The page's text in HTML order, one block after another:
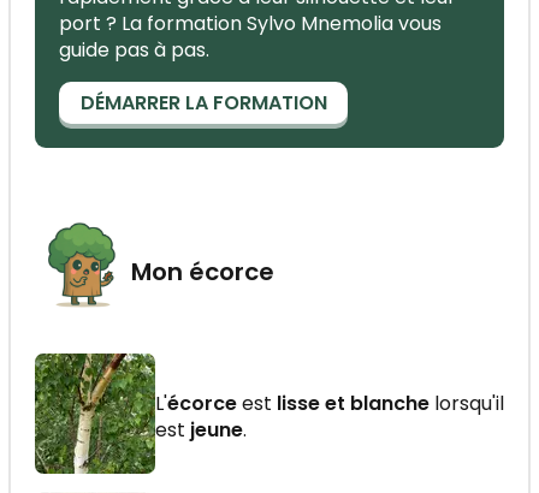
port ? La formation Sylvo Mnemolia vous
guide pas à pas.
DÉMARRER LA FORMATION
Mon écorce
L'écorceest lisse et blanche lorsqu'il
est jeune.